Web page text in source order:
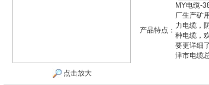
点击放大
产品特点：
MY电缆-
厂生产矿
力电缆，
种电缆，
要更详细
津市电缆